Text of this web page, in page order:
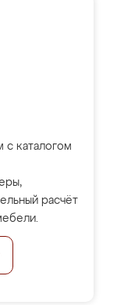
с каталогом
расчёт